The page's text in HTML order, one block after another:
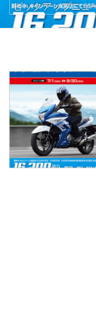
ピックアップニュ